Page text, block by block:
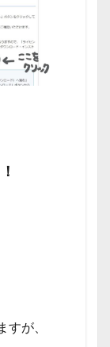
すが、